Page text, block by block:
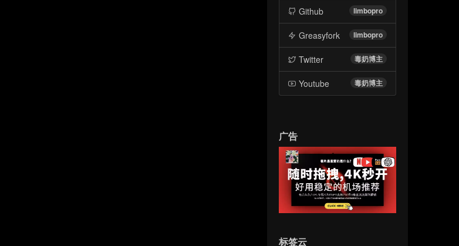
limbopro
Github
limbopro
Greasyfork
毒奶博主
Twitter
毒奶博主
Youtube
广告
标签云